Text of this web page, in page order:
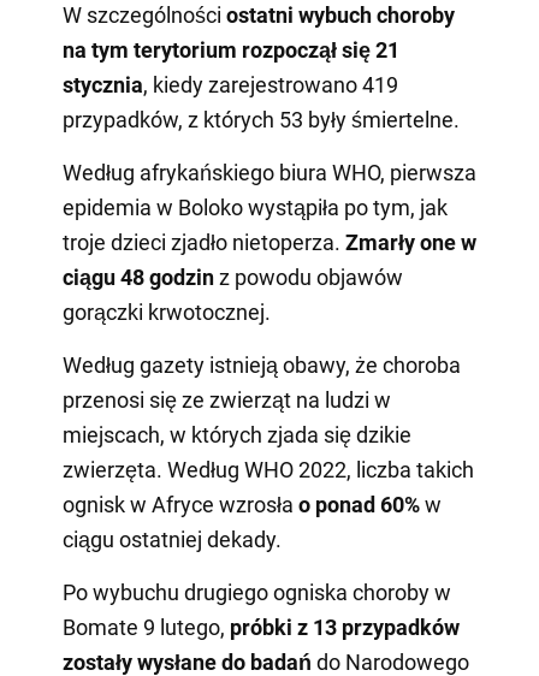
W szczególności ostatni wybuch choroby
na tym terytorium rozpoczął się 21
stycznia, kiedy zarejestrowano 419
przypadków, z których 53 były śmiertelne.
Według afrykańskiego biura WHO, pierwsza
epidemia w Boloko wystąpiła po tym, jak
troje dzieci zjadło nietoperza. Zmarły one w
ciągu 48 godzinz powodu objawów
gorączki krwotocznej.
Według gazety istnieją obawy, że choroba
przenosi się ze zwierząt na ludzi w
miejscach, w których zjada się dzikie
zwierzęta. Według WHO 2022, liczba takich
ognisk w Afryce wzrosła o ponad 60%w
ciągu ostatniej dekady.
Po wybuchu drugiego ogniska choroby w
Bomate 9 lutego, próbki z 13 przypadków
zostały wysłane do badań do Narodowego